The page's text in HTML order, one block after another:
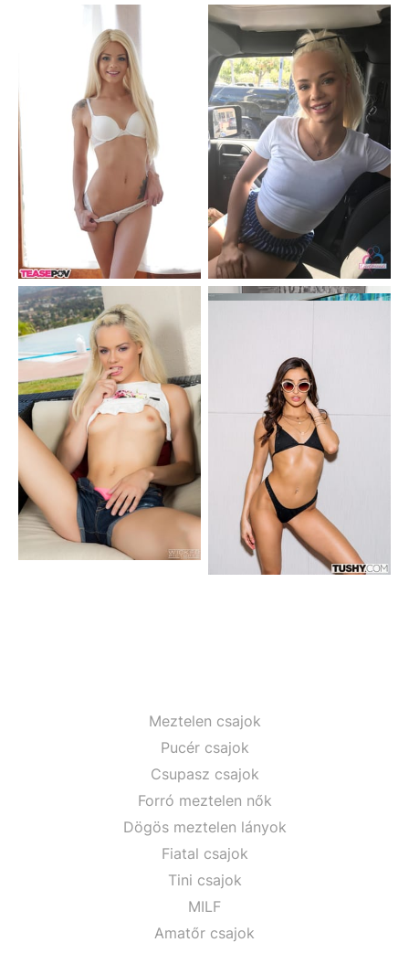
Meztelen csajok
Pucér csajok
Csupasz csajok
Forró meztelen nők
Dögös meztelen lányok
Fiatal csajok
Tini csajok
MILF
Amatőr csajok